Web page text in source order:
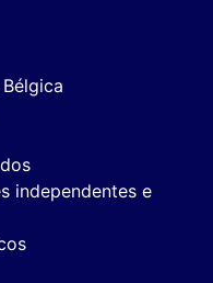
independentes e